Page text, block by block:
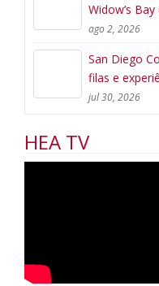
Widow’s
ago 2, 2026
San Diego
filas e
jul 30, 2026
HEA TV